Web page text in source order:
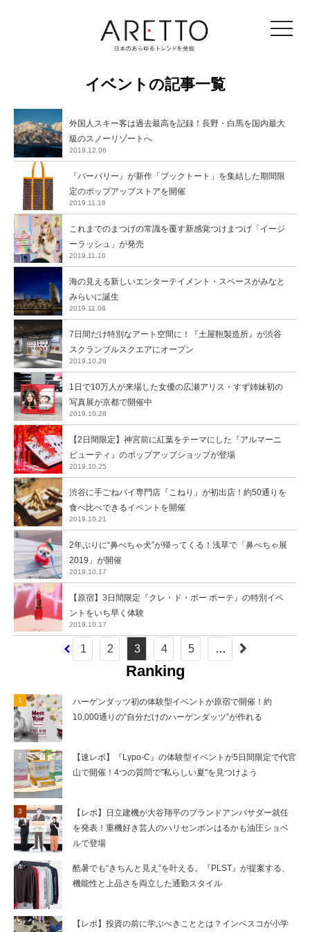
toggle
イベントの記事一覧
外国人スキー客は過去最高を記録！長野・白馬を国内最大
級のスノーリゾートへ
2019.12.06
『バーバリー』が新作「ブックトート」を集結した期間限
定のポップアップストアを開催
2019.11.18
これまでのまつげの常識を覆す新感覚つけまつげ「イージ
ーラッシュ」が発売
2019.11.10
海の見える新しいエンターテイメント・スペースがみなと
みらいに誕生
2019.11.08
7日間だけ特別なアート空間に！『土屋鞄製造所』が渋谷
スクランブルスクエアにオープン
2019.10.28
1日で10万人が来場した女優の広瀬アリス・すず姉妹初の
写真展が京都で開催中
2019.10.28
【2日間限定】神宮前に紅葉をテーマにした『アルマーニ
ビューティ』のポップアップショップが登場
2019.10.25
渋谷に手ごねパイ専門店『こねり』が初出店！約50通りを
食べ比べできるイベントを開催
2019.10.21
2年ぶりに“鼻ぺちゃ犬”が帰ってくる！浅草で「鼻ぺちゃ展
2019」が開催
2019.10.17
【原宿】3日間限定『クレ・ド・ポー ボーテ』の特別イベ
ントをいち早く体験
2019.10.17
1 2 3 4 5 …
Ranking
ハーゲンダッツ初の体験型イベントが原宿で開催！約
10,000通りの“自分だけのハーゲンダッツ”が作れる
【速レポ】『Lypo-C』の体験型イベントが5日間限定で代官
山で開催！4つの質問で"私らしい夏"を見つけよう
【レポ】日立建機が大谷翔平のブランドアンバサダー就任
を発表！重機好き芸人のハリセンボンはるかも油圧ショベ
ルで登場
酷暑でも“きちんと見え”を叶える。『PLST』が提案する、
機能性と上品さを両立した通勤スタイル
【レポ】投資の前に学ぶべきこととは？インベスコが小学